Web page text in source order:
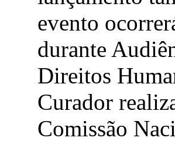
evento
durante
Direitos
Curador
Comissão